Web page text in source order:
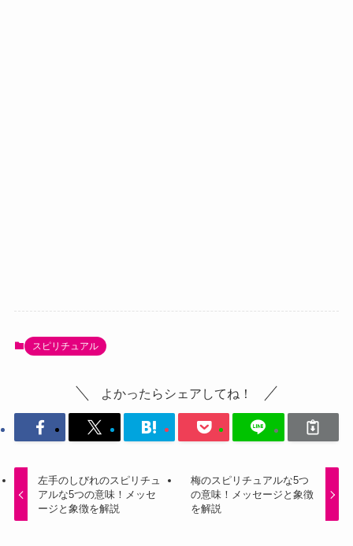
スピリチュアル
よかったらシェアしてね！
左手のしびれのスピリチュ
アルな5つの意味！メッセ
ージと象徴を解説
梅のスピリチュアルな5つ
の意味！メッセージと象徴
を解説